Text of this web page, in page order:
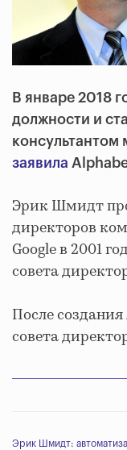
В январе 2018
должности и
консультантом
заявила
Эрик Шмидт
директоров
Google в 2001
совета
После
совета
Эрик Шмидт: